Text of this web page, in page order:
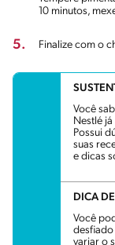
10 minutos,
5. Finalize com o
Você
Nestlé
Possui
suas
e dicas
DICA
Você
desfiado
variar o